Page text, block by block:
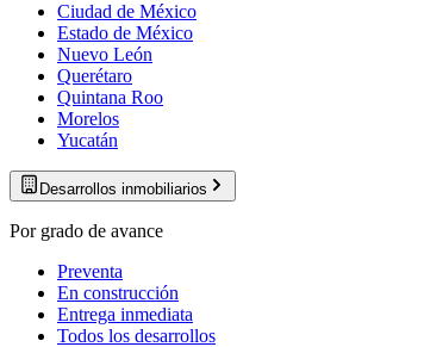
Ciudad de México
Estado de México
Nuevo León
Querétaro
Quintana Roo
Morelos
Yucatán
Desarrollos inmobiliarios
Por grado de avance
Preventa
En construcción
Entrega inmediata
Todos los desarrollos